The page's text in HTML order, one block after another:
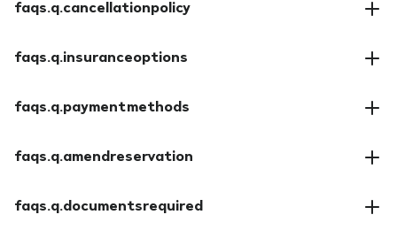
faqs.q.cancellationpolicy
faqs.q.insuranceoptions
faqs.q.paymentmethods
faqs.q.amendreservation
faqs.q.documentsrequired